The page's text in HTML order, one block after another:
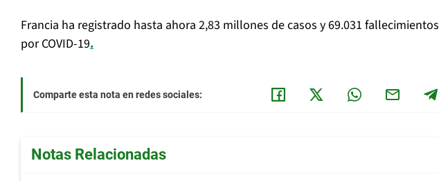
Francia ha registrado hasta ahora 2,83 millones de casos y 69.031 fallecimientos
por COVID-19.
Comparte esta nota en redes sociales:
Notas Relacionadas